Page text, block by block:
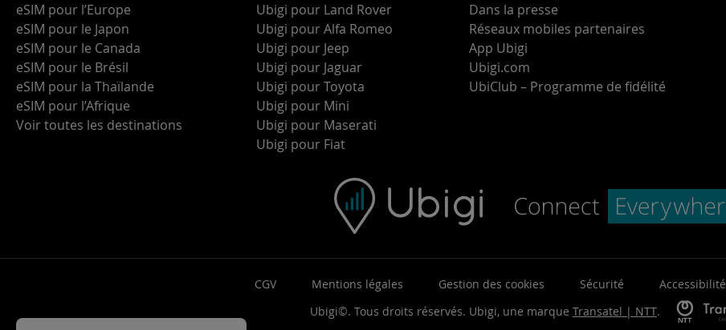
eSIM pour l’Europe
eSIM pour le Japon
eSIM pour le Canada
eSIM pour le Brésil
eSIM pour la Thaïlande
eSIM pour l’Afrique
Voir toutes les destinations
Ubigi pour Land Rover
Ubigi pour Alfa Romeo
Ubigi pour Jeep
Ubigi pour Jaguar
Ubigi pour Toyota
Ubigi pour Mini
Ubigi pour Maserati
Ubigi pour Fiat
Dans la presse
Réseaux mobiles partenaires
App Ubigi
Ubigi.com
UbiClub – Programme de fidélité
CGV Mentions légales Gestion des cookies Sécurité Accessibilité
Ubigi©. Tous droits réservés. Ubigi, une marque Transatel | NTT.